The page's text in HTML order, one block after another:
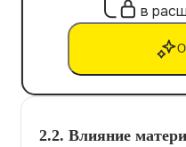
в
2.2. Влияние